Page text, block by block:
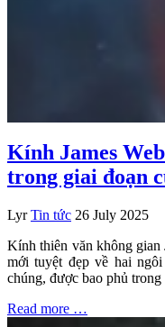
Kính James
trong giai đoạn
Lyr Tin tức 26 July 2025
Kính thiên văn không gian
mới tuyệt đẹp về hai
chúng, được bao phủ
Read more …